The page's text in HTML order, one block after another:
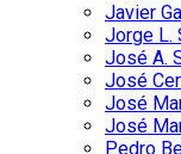
Javier
Jorge L.
José A.
José
José
José
Pedro